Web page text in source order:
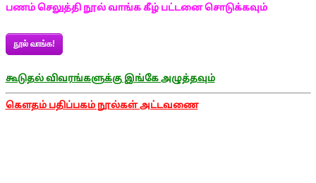
பணம் செலுத்தி நூல் வாங்க கீழ் பட்டனை சொடுக்கவும்
நூல் வாங்க!
கூடுதல் விவரங்களுக்கு இங்கே அழுத்தவும்
கௌதம் பதிப்பகம் நூல்கள் அட்டவணை